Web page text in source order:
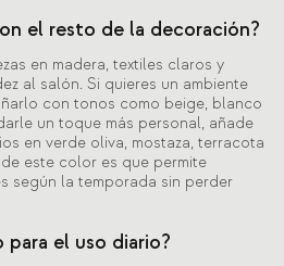
el resto de la decoración?
en madera, textiles claros y
al salón. Si quieres un ambiente
con tonos como beige, blanco
un toque más personal, añade
en verde oliva, mostaza, terracota
este color es que permite
según la temporada sin perder
el uso diario?